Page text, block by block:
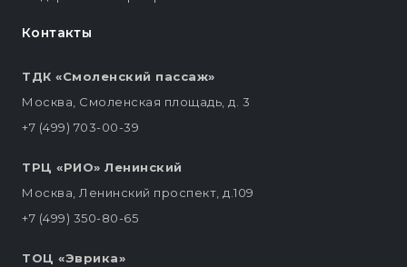
Контакты
ТДК «Смоленский пассаж»
Москва, Смоленская площадь, д. 3
+7 (499) 703-00-39
ТРЦ «РИО» Ленинский
Москва, Ленинский проспект, д.109
+7 (499) 350-80-65
ТОЦ «Эврика»